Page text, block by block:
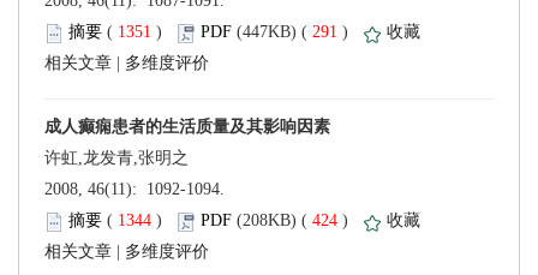
(
) 291 )
2008, 46(11): 1092-1094.
(
) 424 )